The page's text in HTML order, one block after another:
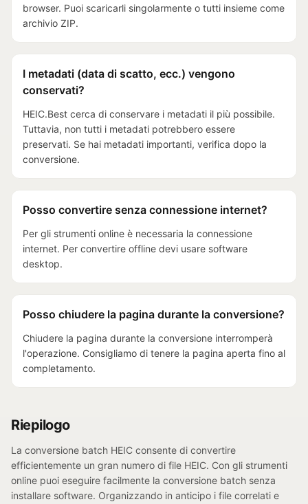
browser. Puoi scaricarli singolarmente o tutti insieme come
archivio ZIP.
I metadati (data di scatto, ecc.) vengono
conservati?
HEIC.Best cerca di conservare i metadati il più possibile.
Tuttavia, non tutti i metadati potrebbero essere
preservati. Se hai metadati importanti, verifica dopo la
conversione.
Posso convertire senza connessione internet?
Per gli strumenti online è necessaria la connessione
internet. Per convertire offline devi usare software
desktop.
Posso chiudere la pagina durante la conversione?
Chiudere la pagina durante la conversione interromperà
l'operazione. Consigliamo di tenere la pagina aperta fino al
completamento.
Riepilogo
La conversione batch HEIC consente di convertire
efficientemente un gran numero di file HEIC. Con gli strumenti
online puoi eseguire facilmente la conversione batch senza
installare software. Organizzando in anticipo i file correlati e